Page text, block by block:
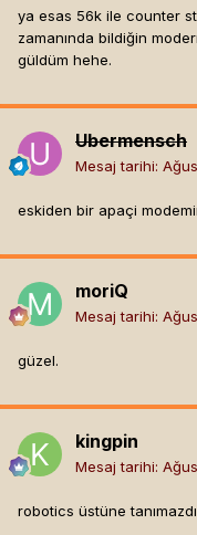
ya esas 56k ile counter
zamanında bildiğin
güldüm hehe.
Ubermensch
Mesaj tarihi:
eskiden bir apaçi
moriQ
Mesaj tarihi:
güzel.
kingpin
Mesaj tarihi:
robotics üstüne